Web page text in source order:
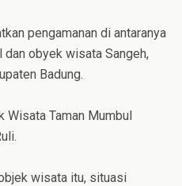
pengamanan di antaranya
obyek wisata Sangeh,
Badung.
Wisata Taman Mumbul
wisata itu, situasi